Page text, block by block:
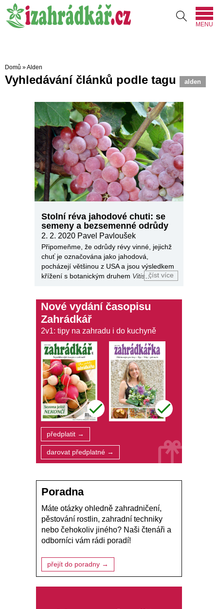
MENU
Domů »Alden
Vyhledávání článků podle tagu alden
Stolní réva jahodové chuti: se
semeny a bezsemenné odrůdy
2. 2. 2020 Pavel Pavloušek
Připomeňme, že odrůdy révy vinné, jejichž
chuť je označována jako jahodová,
pocházejí většinou z USA a jsou výsledkem
křížení s botanickým druhem Vitis číst více
Nové vydání časopisu
Zahrádkář
2v1: tipy na zahradu i do kuchyně
předplatit →
darovat předplatné →
Poradna
Máte otázky ohledně zahradničení,
pěstování rostlin, zahradní techniky
nebo čehokoliv jiného? Naši čtenáři a
odborníci vám rádi poradí!
přejít do poradny →